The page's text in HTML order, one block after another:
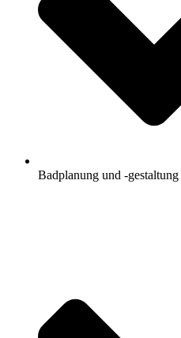
Badplanung und -gestaltung